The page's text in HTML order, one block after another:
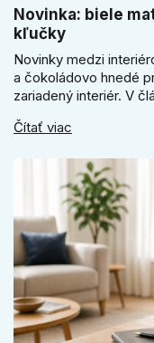
Novinka: biele
kľučky
Novinky medzi
a čokoládovo hnedé
zariadený interiér. V
ako vyberať medzi
Čítať viac